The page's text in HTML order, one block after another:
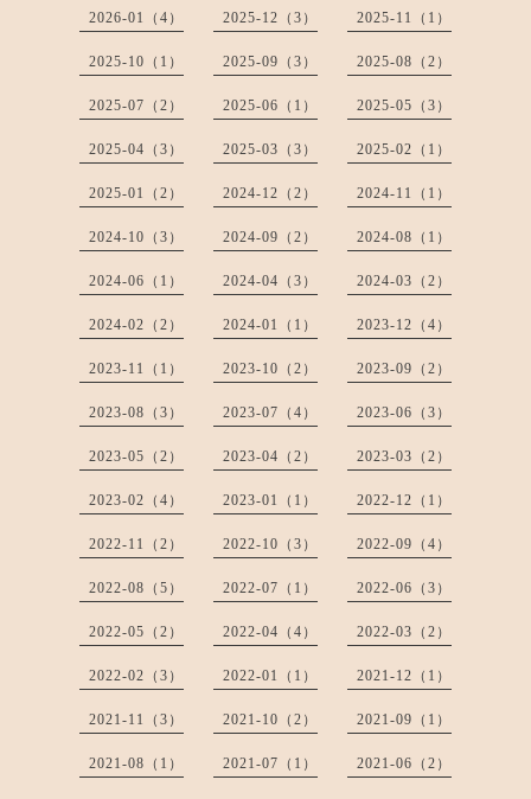
2026-01（4） 2025-12（3） 2025-11（1）
2025-10（1） 2025-09（3） 2025-08（2）
2025-07（2） 2025-06（1） 2025-05（3）
2025-04（3） 2025-03（3） 2025-02（1）
2025-01（2） 2024-12（2） 2024-11（1）
2024-10（3） 2024-09（2） 2024-08（1）
2024-06（1） 2024-04（3） 2024-03（2）
2024-02（2） 2024-01（1） 2023-12（4）
2023-11（1） 2023-10（2） 2023-09（2）
2023-08（3） 2023-07（4） 2023-06（3）
2023-05（2） 2023-04（2） 2023-03（2）
2023-02（4） 2023-01（1） 2022-12（1）
2022-11（2） 2022-10（3） 2022-09（4）
2022-08（5） 2022-07（1） 2022-06（3）
2022-05（2） 2022-04（4） 2022-03（2）
2022-02（3） 2022-01（1） 2021-12（1）
2021-11（3） 2021-10（2） 2021-09（1）
2021-08（1） 2021-07（1） 2021-06（2）